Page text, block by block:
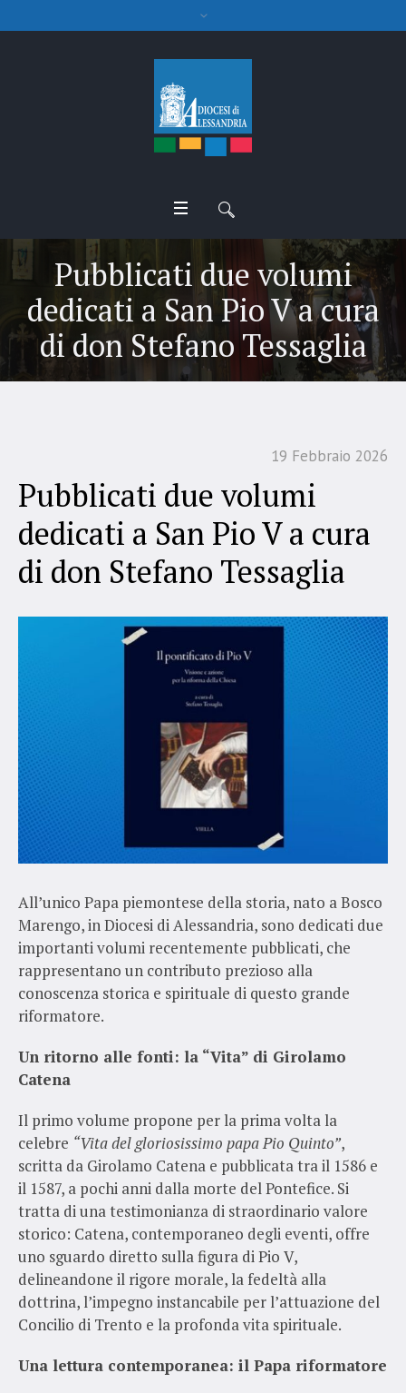
Pubblicati due volumi
dedicati a San Pio V a cura
di don Stefano Tessaglia
19 Febbraio 2026
Pubblicati due volumi
dedicati a San Pio V a cura
di don Stefano Tessaglia
All’unico Papa piemontese della storia, nato a Bosco
Marengo, in Diocesi di Alessandria, sono dedicati due
importanti volumi recentemente pubblicati, che
rappresentano un contributo prezioso alla
conoscenza storica e spirituale di questo grande
riformatore.
Un ritorno alle fonti: la “Vita” di Girolamo
Catena
Il primo volume propone per la prima volta la
celebre “Vita del gloriosissimo papa Pio Quinto”,
scritta da Girolamo Catena e pubblicata tra il 1586 e
il 1587, a pochi anni dalla morte del Pontefice. Si
tratta di una testimonianza di straordinario valore
storico: Catena, contemporaneo degli eventi, offre
uno sguardo diretto sulla figura di Pio V,
delineandone il rigore morale, la fedeltà alla
dottrina, l’impegno instancabile per l’attuazione del
Concilio di Trento e la profonda vita spirituale.
Una lettura contemporanea: il Papa riformatore